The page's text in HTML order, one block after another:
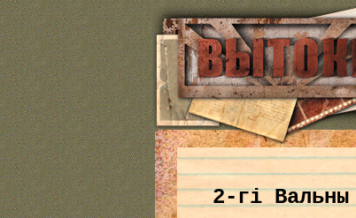
2-гі Вальны